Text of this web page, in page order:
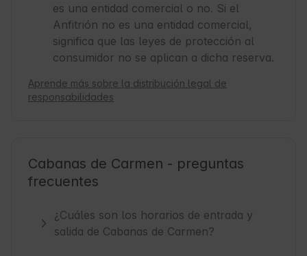
es una entidad comercial o no. Si el
Anfitrión no es una entidad comercial,
significa que las leyes de protección al
consumidor no se aplican a dicha reserva.
Aprende más sobre la distribución legal de
responsabilidades
Cabanas de Carmen - preguntas
frecuentes
¿Cuáles son los horarios de entrada y
salida de Cabanas de Carmen?